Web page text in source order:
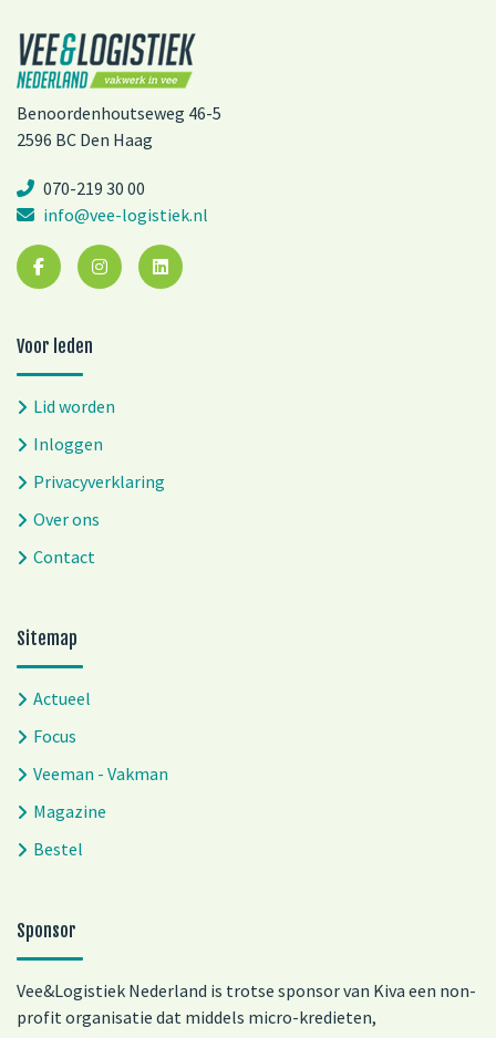
Benoordenhoutseweg 46-5
2596 BC Den Haag
070-219 30 00
info@vee-logistiek.nl
Voor leden
Lid worden
Inloggen
Privacyverklaring
Over ons
Contact
Sitemap
Actueel
Focus
Veeman - Vakman
Magazine
Bestel
Sponsor
Vee&Logistiek Nederland is trotse sponsor van Kiva een non-
profit organisatie dat middels micro-kredieten,